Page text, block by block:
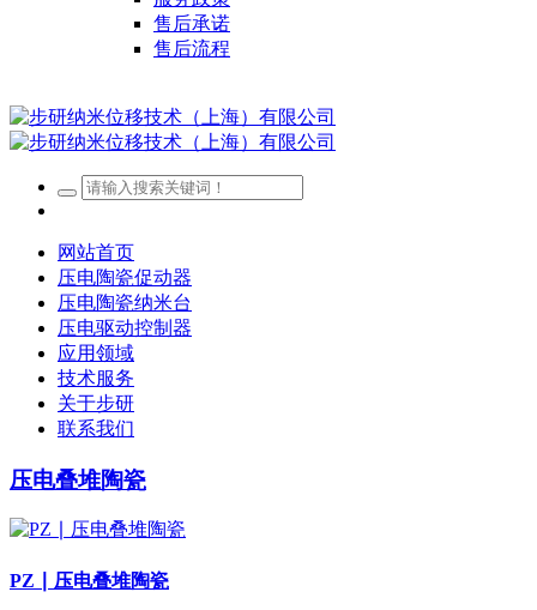
售后承诺
售后流程
网站首页
压电陶瓷促动器
压电陶瓷纳米台
压电驱动控制器
应用领域
技术服务
关于步研
联系我们
压电叠堆陶瓷
PZ ∣ 压电叠堆陶瓷